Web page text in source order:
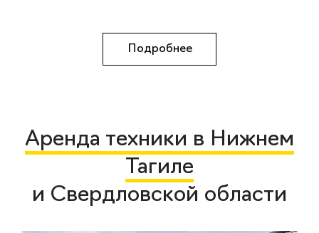
Подробнее
Аренда техники в Нижнем
Тагиле
и Свердловской области